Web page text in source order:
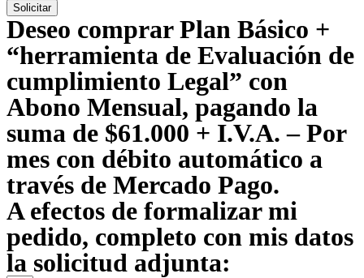
Solicitar
Deseo comprar Plan Básico +
“herramienta de Evaluación de
cumplimiento Legal” con
Abono Mensual, pagando la
suma de $61.000 + I.V.A. – Por
mes con débito automático a
través de Mercado Pago.
A efectos de formalizar mi
pedido, completo con mis datos
la solicitud adjunta: